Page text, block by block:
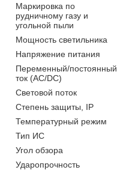
Маркировка по
рудничному газу и
угольной пыли
Мощность светильника
Напряжение питания
Переменный/постоянный
ток (AC/DC)
Световой поток
Степень защиты, IP
Температурный режим
Тип ИС
Угол обзора
Ударопрочность